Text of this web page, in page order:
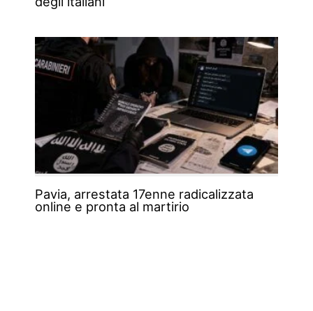
Pavia, arrestata 17enne radicalizzata
online e pronta al martirio